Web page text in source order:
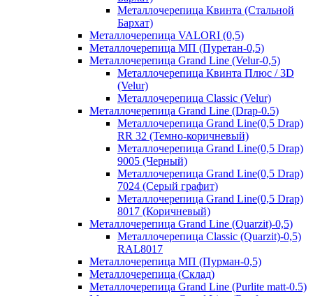
Металлочерепица Квинта (Стальной
Бархат)
Металлочерепица VALORI (0,5)
Металлочерепица МП (Пуретан-0,5)
Металлочерепица Grand Line (Velur-0,5)
Металлочерепица Квинта Плюс / 3D
(Velur)
Металлочерепица Classic (Velur)
Металлочерепица Grand Line (Drap-0.5)
Металлочерепица Grand Line(0,5 Drap)
RR 32 (Темно-коричневый)
Металлочерепица Grand Line(0,5 Drap)
9005 (Черный)
Металлочерепица Grand Line(0,5 Drap)
7024 (Серый графит)
Металлочерепица Grand Line(0,5 Drap)
8017 (Коричневый)
Металлочерепица Grand Line (Quarzit)-0,5)
Металлочерепица Classic (Quarzit)-0,5)
RAL8017
Металлочерепица МП (Пурман-0,5)
Металлочерепица (Склад)
Металлочерепица Grand Line (Purlite matt-0.5)